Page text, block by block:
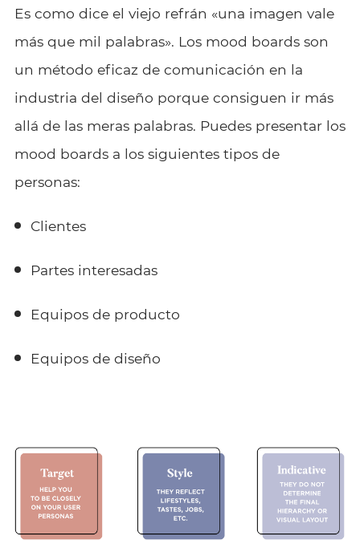
Es como dice el viejo refrán «una imagen vale
más que mil palabras». Los mood boards son
un método eficaz de comunicación en la
industria del diseño porque consiguen ir más
allá de las meras palabras. Puedes presentar los
mood boards a los siguientes tipos de
personas:
Clientes
Partes interesadas
Equipos de producto
Equipos de diseño